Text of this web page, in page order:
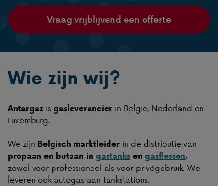
Vraag vrijblijvend een offerte
Wie zijn wij?
Antargaz is gasleverancier in België, Nederland en
Luxemburg.
We zijn Belgisch marktleider in de distributie van
propaan en butaan in gastanks en gasflessen,
zowel voor professioneel als voor privégebruik. We
leveren ook autogas aan tankstations.